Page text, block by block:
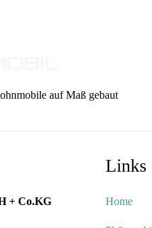
auf Maß gebaut
+ Co.KG
Links
Home